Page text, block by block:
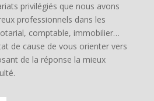
privilégiés que nous avons
professionnels dans les
comptable, immobilier…
de cause de vous orienter vers
de la réponse la mieux